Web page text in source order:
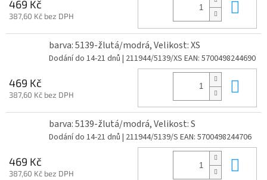
469 Kč
387,60 Kč bez DPH
barva: 5139-žlutá/modrá, Velikost: XS
Dodání do 14-21 dnů | 211944/5139/XS EAN: 5700498244690
469 Kč
387,60 Kč bez DPH
barva: 5139-žlutá/modrá, Velikost: S
Dodání do 14-21 dnů | 211944/5139/S EAN: 5700498244706
469 Kč
387,60 Kč bez DPH